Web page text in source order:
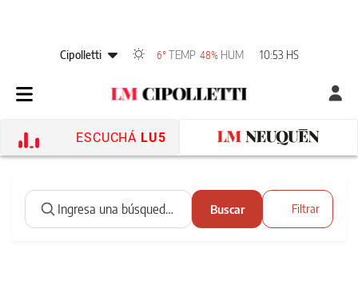
Cipolletti 6° TEMP 48% HUM 10:53 HS
ESCUCHÁ LU5
Buscar Filtrar